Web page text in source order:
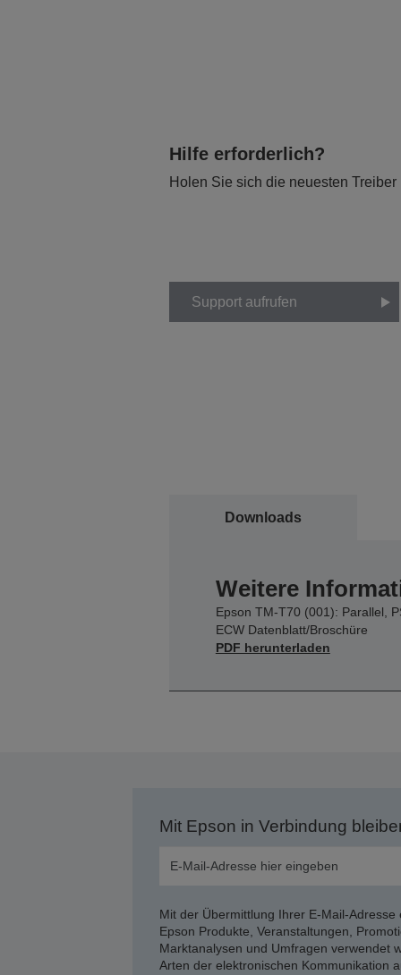
Hilfe erforderlich?
Holen Sie sich die neuesten Treiber
Support aufrufen
Downloads
Weitere
Epson TM-T70 (001): Parallel,
ECW Datenblatt/Broschüre
PDF herunterladen
Mit Epson in Verbindung
Mit der Übermittlung Ihrer E-Mail-
Epson Produkte, Veranstaltungen,
Marktanalysen und Umfragen verwendet
Arten der elektronischen Kommunikation